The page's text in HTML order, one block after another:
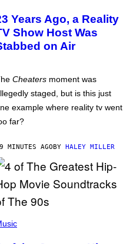
Years Ago, a Reality
Show Host Was
on Air
Cheaters moment was
staged, but is this just
example where reality tv went
far?
MINUTES AGOBY HALEY MILLER